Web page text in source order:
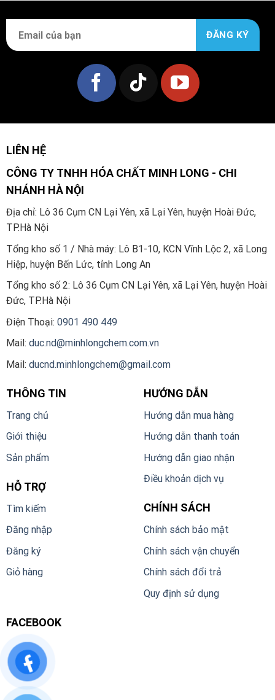
LIÊN HỆ
CÔNG TY TNHH HÓA CHẤT MINH LONG - CHI
NHÁNH HÀ NỘI
Địa chỉ: Lô 36 Cụm CN Lại Yên, xã Lại Yên, huyện Hoài Đức,
TP.Hà Nội
Tổng kho số 1 / Nhà máy: Lô B1-10, KCN Vĩnh Lộc 2, xã Long
Hiệp, huyện Bến Lức, tỉnh Long An
Tổng kho số 2: Lô 36 Cụm CN Lại Yên, xã Lại Yên, huyện Hoài
Đức, TP.Hà Nội
Điện Thoại: 0901 490 449
Mail: duc.nd@minhlongchem.com.vn
Mail: ducnd.minhlongchem@gmail.com
THÔNG TIN
Trang chủ
Giới thiệu
Sản phẩm
HỖ TRỢ
Tìm kiếm
Đăng nhập
Đăng ký
Giỏ hàng
HƯỚNG DẪN
Hướng dẫn mua hàng
Hướng dẫn thanh toán
Hướng dẫn giao nhận
Điều khoản dịch vụ
CHÍNH SÁCH
Chính sách bảo mật
Chính sách vận chuyển
Chính sách đổi trả
Quy định sử dụng
FACEBOOK